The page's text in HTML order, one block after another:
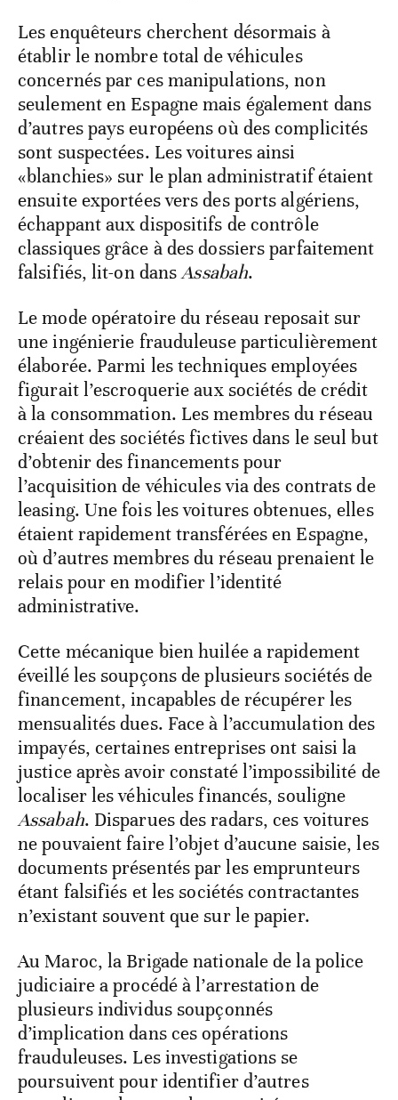
Les enquêteurs cherchent désormais à
établir le nombre total de véhicules
concernés par ces manipulations, non
seulement en Espagne mais également dans
d’autres pays européens où des complicités
sont suspectées. Les voitures ainsi
«blanchies» sur le plan administratif étaient
ensuite exportées vers des ports algériens,
échappant aux dispositifs de contrôle
classiques grâce à des dossiers parfaitement
falsifiés, lit-on dansAssabah.
Le mode opératoire du réseau reposait sur
une ingénierie frauduleuse particulièrement
élaborée. Parmi les techniques employées
figurait l’escroquerie aux sociétés de crédit
à la consommation. Les membres du réseau
créaient des sociétés fictives dans le seul but
d’obtenir des financements pour
l’acquisition de véhicules via des contrats de
leasing. Une fois les voitures obtenues, elles
étaient rapidement transférées en Espagne,
où d’autres membres du réseau prenaient le
relais pour en modifier l’identité
administrative.
Cette mécanique bien huilée a rapidement
éveillé les soupçons de plusieurs sociétés de
financement, incapables de récupérer les
mensualités dues. Face à l’accumulation des
impayés, certaines entreprises ont saisi la
justice après avoir constaté l’impossibilité de
localiser les véhicules financés, souligne
Assabah. Disparues des radars, ces voitures
ne pouvaient faire l’objet d’aucune saisie, les
documents présentés par les emprunteurs
étant falsifiés et les sociétés contractantes
n’existant souvent que sur le papier.
Au Maroc, la Brigade nationale de la police
judiciaire a procédé à l’arrestation de
plusieurs individus soupçonnés
d’implication dans ces opérations
frauduleuses. Les investigations se
poursuivent pour identifier d’autres